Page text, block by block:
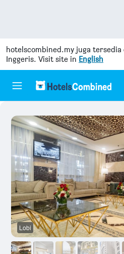
hotelscombined.my juga tersedia
Inggeris. Visit site in English
Lobi